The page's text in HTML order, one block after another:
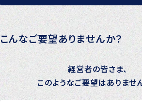
こんなご要望ありませんか？
経営者の皆さま、
このようなご要望はありませ